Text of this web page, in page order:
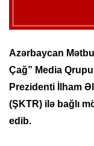
Azərbaycan
Çağ” Media
Prezidenti İlham
(ŞKTR) ilə bağlı
edib.